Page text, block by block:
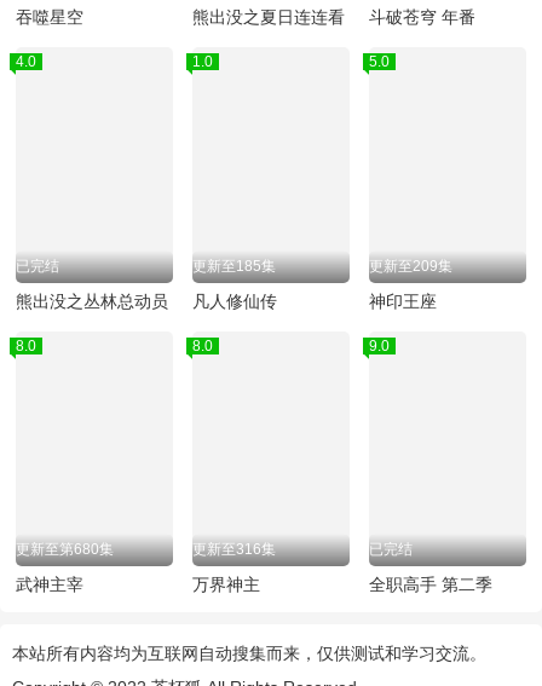
吞噬星空 熊出没之夏日连连看 斗破苍穹 年番
4.0
已完结
熊出没之丛林总动员
1.0
更新至185集
凡人修仙传
5.0
更新至209集
神印王座
8.0
更新至第680集
武神主宰
8.0
更新至316集
万界神主
9.0
已完结
全职高手 第二季
本站所有内容均为互联网自动搜集而来，仅供测试和学习交流。